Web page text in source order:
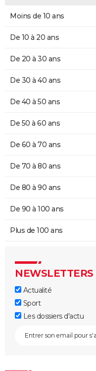
Moins de 10 ans
De 10 à 20 ans
De 20 à 30 ans
De 30 à 40 ans
De 40 à 50 ans
De 50 à 60 ans
De 60 à 70 ans
De 70 à 80 ans
De 80 à 90 ans
De 90 à 100 ans
Plus de 100 ans
NEWSLETTERS
Actualité
Sport
Les dossiers d'actu